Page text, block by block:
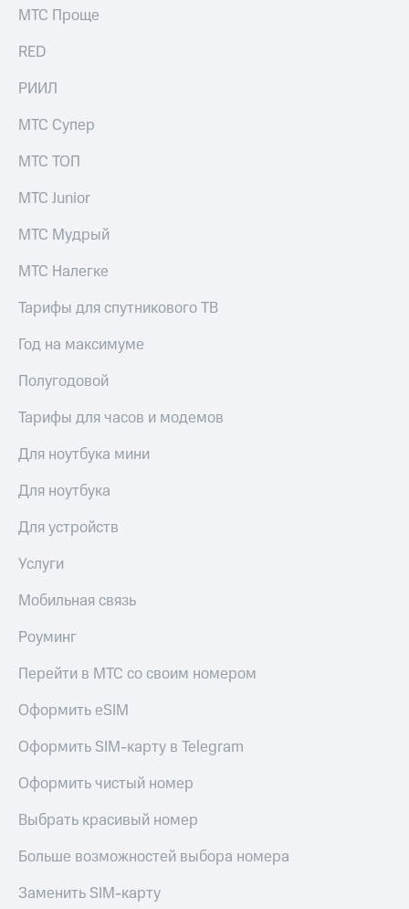
МТС Проще
RED
РИИЛ
МТС Супер
МТС ТОП
МТС Junior
МТС Мудрый
МТС Налегке
Тарифы для спутникового ТВ
Год на максимуме
Полугодовой
Тарифы для часов и модемов
Для ноутбука мини
Для ноутбука
Для устройств
Услуги
Мобильная связь
Роуминг
Перейти в МТС со своим номером
Оформить eSIM
Оформить SIM-карту в Telegram
Оформить чистый номер
Выбрать красивый номер
Больше возможностей выбора номера
Заменить SIM-карту